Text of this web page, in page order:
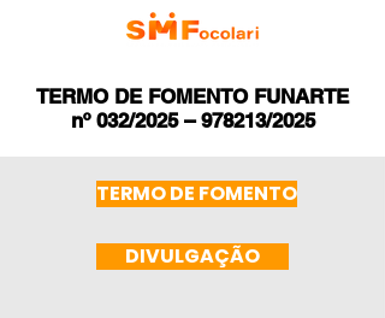
TERMO DE FOMENTO FUNARTE
nº 032/2025 – 978213/2025
TERMO DE FOMENTO
DIVULGAÇÃO